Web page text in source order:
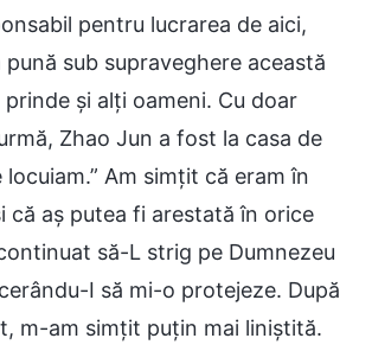
pentru lucrarea de aici,
pună sub supraveghere această
și alți oameni. Cu doar
Zhao Jun a fost la casa de
Am simțit că eram în
că aș putea fi arestată în orice
să-L strig pe Dumnezeu
I să mi-o protejeze. După
m-am simțit puțin mai liniștită.